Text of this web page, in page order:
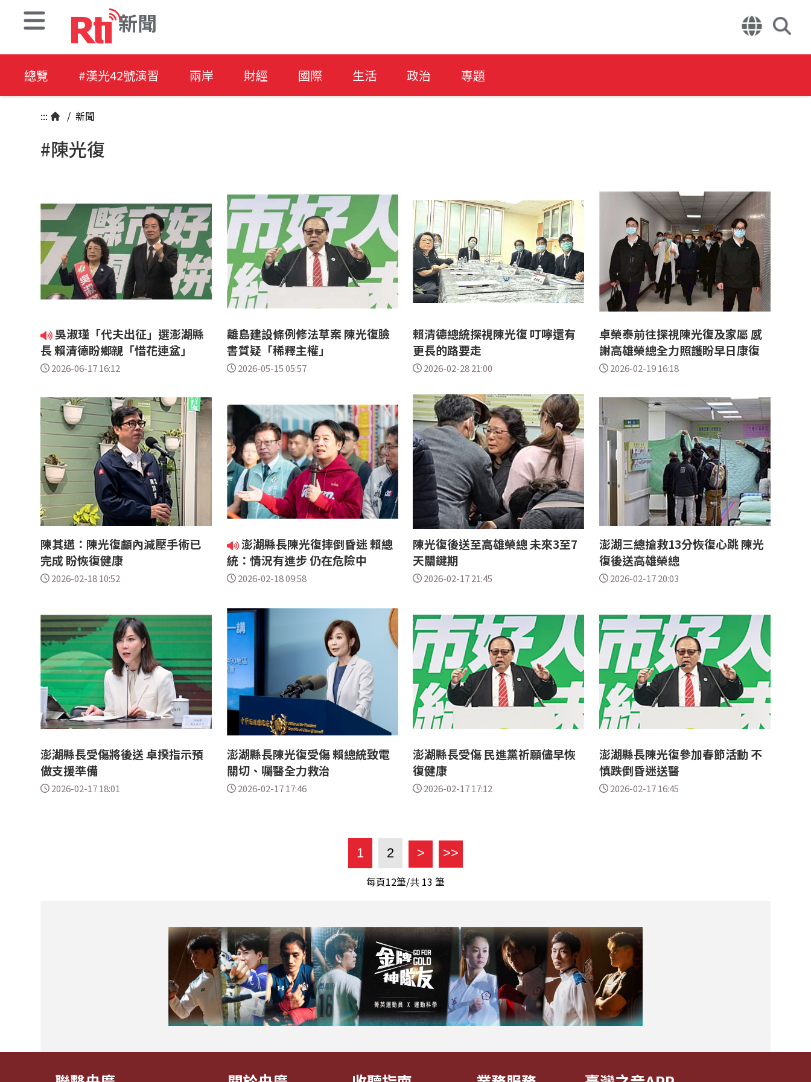
新聞
總覽 #漢光42號演習 兩岸 財經 國際 生活 政治 專題
::: / 新聞
#陳光復
吳淑瑾「代夫出征」選澎湖縣
長 賴清德盼鄉親「惜花連盆」
2026-06-17 16:12
離島建設條例修法草案 陳光復臉
書質疑「稀釋主權」
2026-05-15 05:57
賴清德總統探視陳光復 叮嚀還有
更長的路要走
2026-02-28 21:00
卓榮泰前往探視陳光復及家屬 感
謝高雄榮總全力照護盼早日康復
2026-02-19 16:18
陳其邁：陳光復顱內減壓手術已
完成 盼恢復健康
2026-02-18 10:52
澎湖縣長陳光復摔倒昏迷 賴總
統：情況有進步 仍在危險中
2026-02-18 09:58
陳光復後送至高雄榮總 未來3至7
天關鍵期
2026-02-17 21:45
澎湖三總搶救13分恢復心跳 陳光
復後送高雄榮總
2026-02-17 20:03
澎湖縣長受傷將後送 卓揆指示預
做支援準備
2026-02-17 18:01
澎湖縣長陳光復受傷 賴總統致電
關切、囑醫全力救治
2026-02-17 17:46
澎湖縣長受傷 民進黨祈願儘早恢
復健康
2026-02-17 17:12
澎湖縣長陳光復參加春節活動 不
慎跌倒昏迷送醫
2026-02-17 16:45
1 2 > >>
每頁12筆/共 13 筆